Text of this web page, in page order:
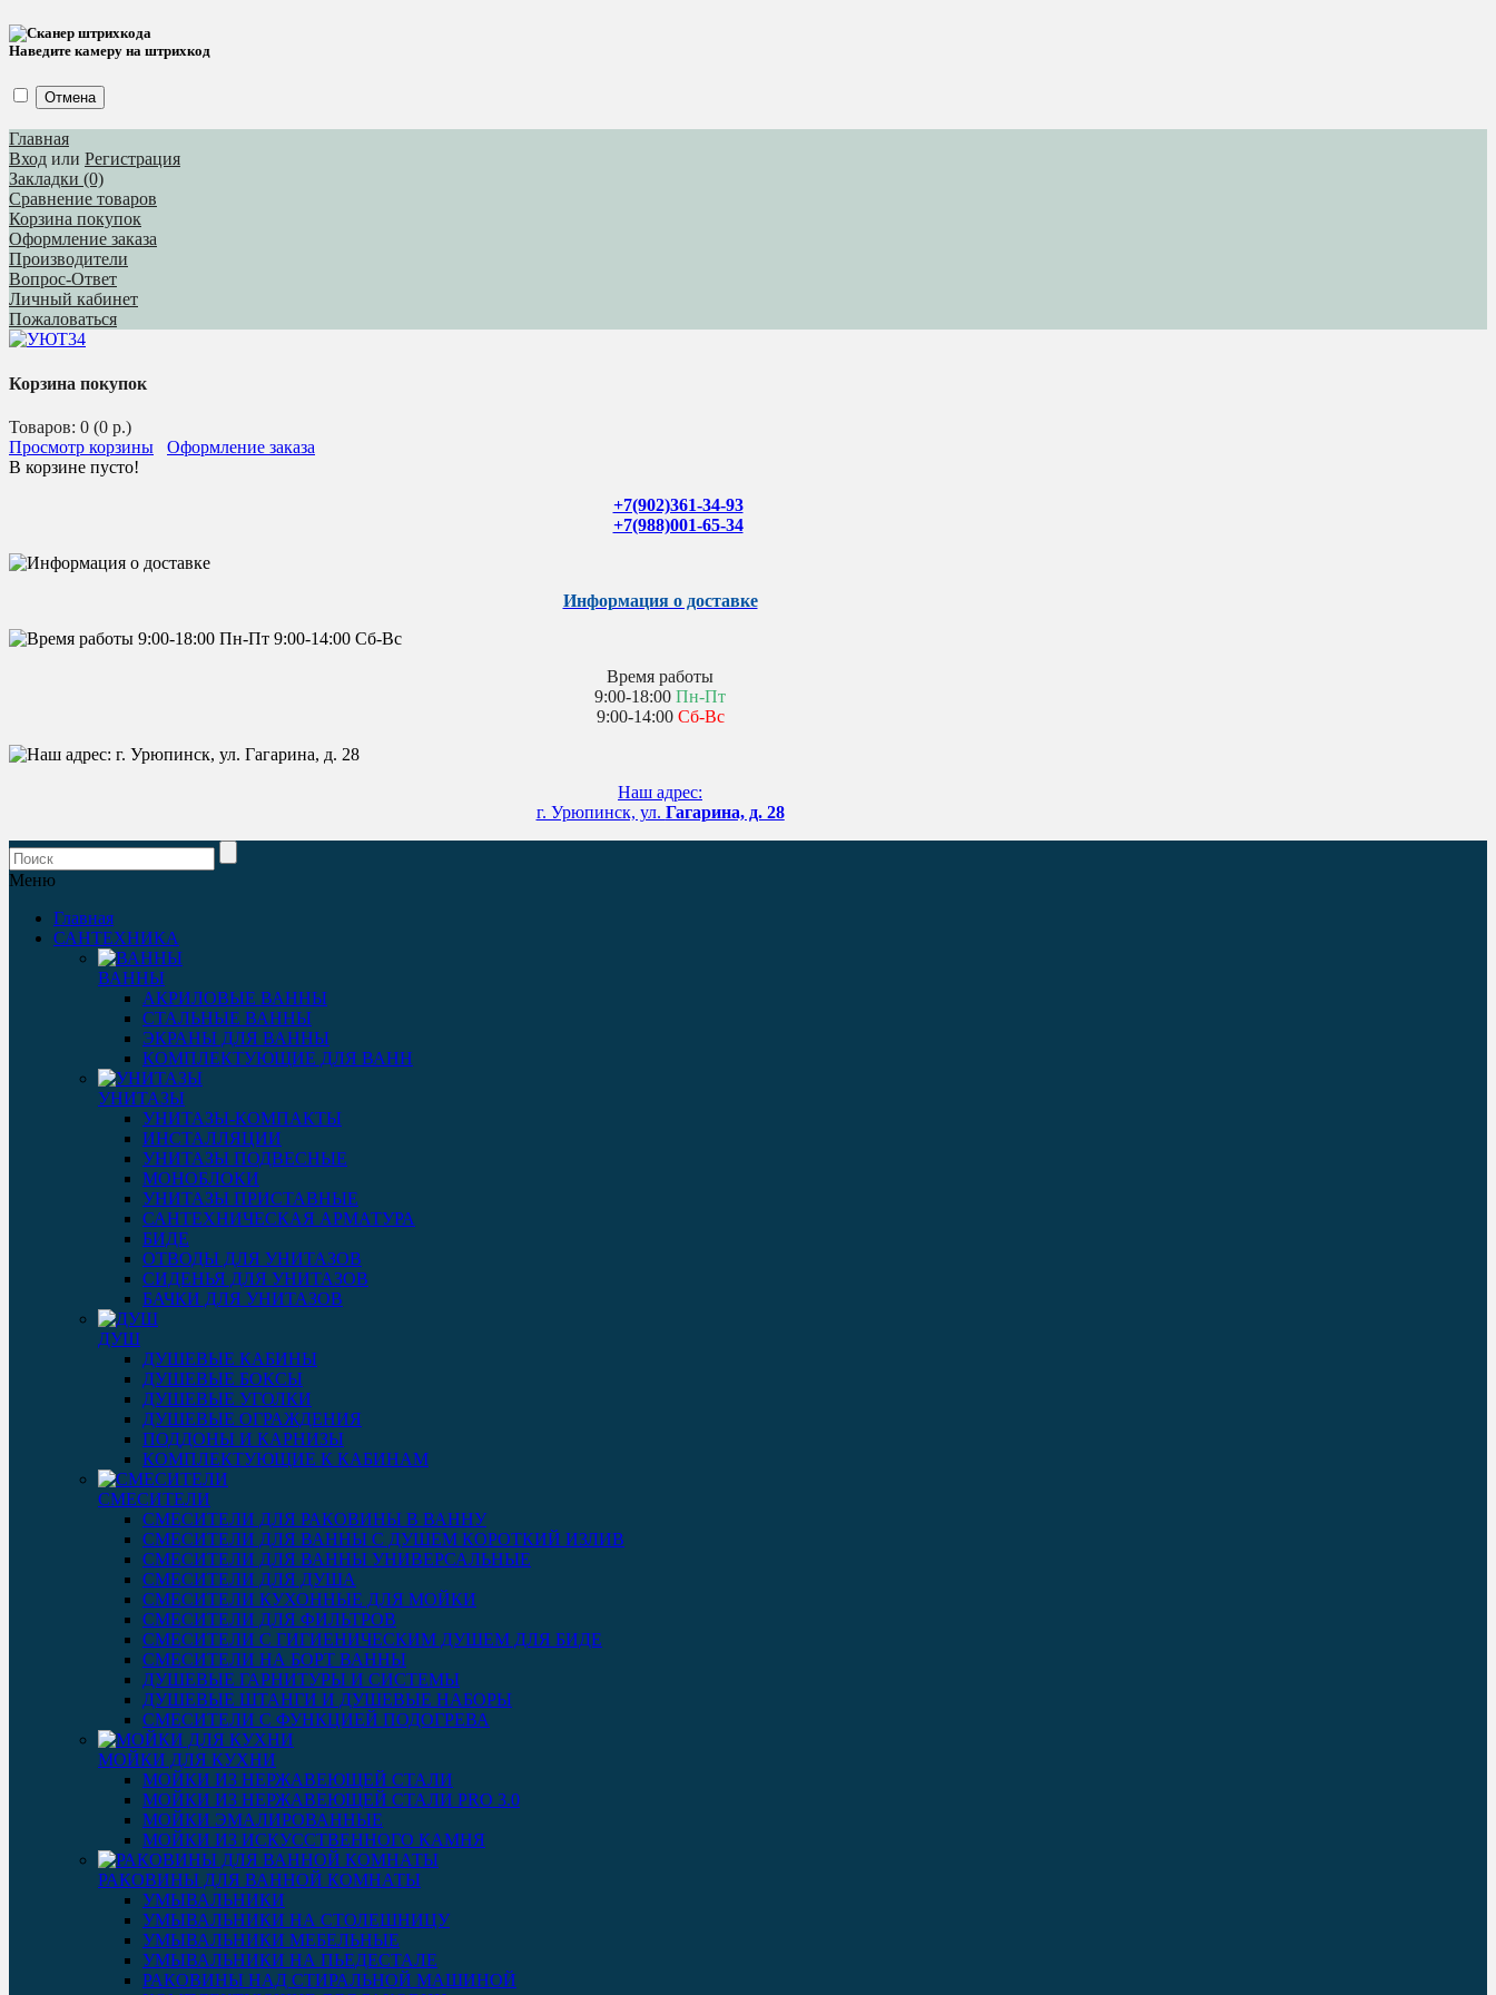
Наведите камеру на штрихкод
Отмена
Главная
Вход или Регистрация
Закладки (0)
Сравнение товаров
Корзина покупок
Оформление заказа
Производители
Вопрос-Ответ
Личный кабинет
Пожаловаться
Корзина покупок
Товаров: 0 (0 р.)
Просмотр корзины
Оформление заказа
В корзине пусто!
+7(902)361-34-93
+7(988)001-65-34
Информация о доставке
Время работы
9:00-18:00 Пн-Пт
9:00-14:00 Сб-Вс
Наш адрес:
г. Урюпинск, ул. Гагарина, д. 28
Меню
Главная
САНТЕХНИКА
ВАННЫ
АКРИЛОВЫЕ ВАННЫ
СТАЛЬНЫЕ ВАННЫ
ЭКРАНЫ ДЛЯ ВАННЫ
КОМПЛЕКТУЮЩИЕ ДЛЯ ВАНН
УНИТАЗЫ
УНИТАЗЫ-КОМПАКТЫ
ИНСТАЛЛЯЦИИ
УНИТАЗЫ ПОДВЕСНЫЕ
МОНОБЛОКИ
УНИТАЗЫ ПРИСТАВНЫЕ
САНТЕХНИЧЕСКАЯ АРМАТУРА
БИДЕ
ОТВОДЫ ДЛЯ УНИТАЗОВ
СИДЕНЬЯ ДЛЯ УНИТАЗОВ
БАЧКИ ДЛЯ УНИТАЗОВ
ДУШ
ДУШЕВЫЕ КАБИНЫ
ДУШЕВЫЕ БОКСЫ
ДУШЕВЫЕ УГОЛКИ
ДУШЕВЫЕ ОГРАЖДЕНИЯ
ПОДДОНЫ И КАРНИЗЫ
КОМПЛЕКТУЮЩИЕ К КАБИНАМ
СМЕСИТЕЛИ
СМЕСИТЕЛИ ДЛЯ РАКОВИНЫ В ВАННУ
СМЕСИТЕЛИ ДЛЯ ВАННЫ С ДУШЕМ КОРОТКИЙ ИЗЛИВ
СМЕСИТЕЛИ ДЛЯ ВАННЫ УНИВЕРСАЛЬНЫЕ
СМЕСИТЕЛИ ДЛЯ ДУША
СМЕСИТЕЛИ КУХОННЫЕ ДЛЯ МОЙКИ
СМЕСИТЕЛИ ДЛЯ ФИЛЬТРОВ
СМЕСИТЕЛИ С ГИГИЕНИЧЕСКИМ ДУШЕМ ДЛЯ БИДЕ
СМЕСИТЕЛИ НА БОРТ ВАННЫ
ДУШЕВЫЕ ГАРНИТУРЫ И СИСТЕМЫ
ДУШЕВЫЕ ШТАНГИ И ДУШЕВЫЕ НАБОРЫ
СМЕСИТЕЛИ С ФУНКЦИЕЙ ПОДОГРЕВА
МОЙКИ ДЛЯ КУХНИ
МОЙКИ ИЗ НЕРЖАВЕЮЩЕЙ СТАЛИ
МОЙКИ ИЗ НЕРЖАВЕЮЩЕЙ СТАЛИ PRO 3.0
МОЙКИ ЭМАЛИРОВАННЫЕ
МОЙКИ ИЗ ИСКУССТВЕННОГО КАМНЯ
РАКОВИНЫ ДЛЯ ВАННОЙ КОМНАТЫ
УМЫВАЛЬНИКИ
УМЫВАЛЬНИКИ НА СТОЛЕШНИЦУ
УМЫВАЛЬНИКИ МЕБЕЛЬНЫЕ
УМЫВАЛЬНИКИ НА ПЬЕДЕСТАЛЕ
РАКОВИНЫ НАД СТИРАЛЬНОЙ МАШИНОЙ